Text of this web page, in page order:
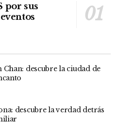
por sus
descubre la ciudad de
descubre la verdad detrás